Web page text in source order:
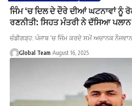
ਜਿੰਮ ‘ਚ ਦਿਲ ਦੇ ਦੌਰੇ ਦੀਆਂ ਘਟਨਾਵਾਂ ਨੂੰ
ਰਣਨੀਤੀ: ਸਿਹਤ ਮੰਤਰੀ ਨੇ ਦੱਸਿਆ ਪਲਾਨ
ਚੰਡੀਗੜ੍ਹ: ਪੰਜਾਬ ’ਚ ਜਿੰਮ ਕਰਦੇ ਸਮੇਂ ਅਚਾਨਕ
Global Team August 16, 2025